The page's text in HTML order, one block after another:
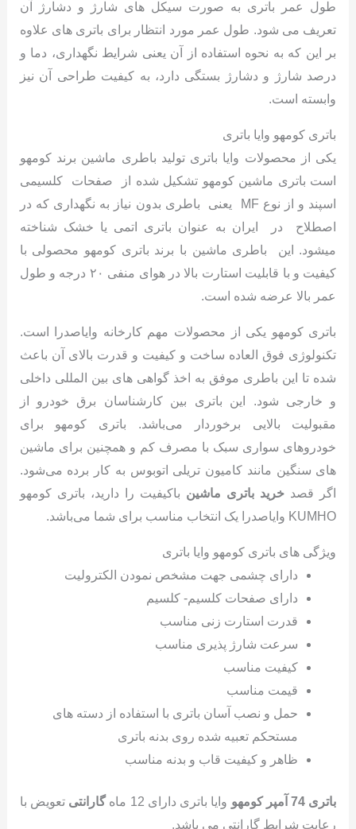
طول عمر باتری به صورت سیکل های شارژ و دشارژ آن
تعریف می شود. طول عمر مورد انتظار برای باتری های علاوه
بر این که به نحوه استفاده از آن یعنی شرایط نگهداری، دما و
درصد شارژ و دشارژ بستگی دارد، به کیفیت طراحی آن نیز
وابسته است.
باتری کومهو وایا باتری
یکی از محصولات وایا باتری تولید باطری ماشین برند کومهو
است باتری ماشین کومهو تشکیل شده از صفحات کلسیمی
اسپند و از نوع MF یعنی باطری بدون نیاز به نگهداری که در
اصطلاح در ایران به عنوان باتری اتمی یا خشک شناخته
میشود. این باطری ماشین با برند باتری کومهو محصولی با
کیفیت و با قابلیت استارت بالا در هوای منفی ۲۰ درجه و طول
عمر بالا عرضه شده است.
باتری کومهو یکی از محصولات مهم کارخانه وایاصدرا است.
تکنولوژی فوق العاده ساخت و کیفیت و قدرت بالای آن باعث
شده تا این باطری موفق به اخذ گواهی های بین المللی داخلی
و خارجی شود. این باتری بین کارشناسان برق خودرو از
مقبولیت بالایی برخوردار می‌باشد. باتری کومهو برای
خودروهای سواری سبک با مصرف کم و همچنین برای ماشین
های سنگین مانند کامیون تریلی اتوبوس به کار برده می‌شود.
اگر قصد خرید باتری ماشین باکیفیت را دارید، باتری کومهو
KUMHO وایاصدرا یک انتخاب مناسب برای شما می‌باشد.
ویژگی های باتری کومهو وایا باتری
دارای چشمی جهت مشخص نمودن الکترولیت
دارای صفحات کلسیم- کلسیم
قدرت استارت زنی مناسب
سرعت شارژ پذیری مناسب
کیفیت مناسب
قیمت مناسب
حمل و نصب آسان باتری با استفاده از دسته های
مستحکم تعبیه شده روی بدنه باتری
ظاهر و کیفیت قاب و بدنه مناسب
باتری 74 آمپر کومهو وایا باتری دارای 12 ماه گارانتی تعویض با
رعایت شرایط گارانتی می باشد.